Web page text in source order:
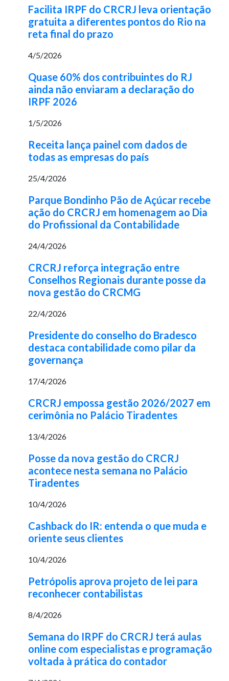
Facilita IRPF do CRCRJ leva orientação
gratuita a diferentes pontos do Rio na
reta final do prazo
4/5/2026
Quase 60% dos contribuintes do RJ
ainda não enviaram a declaração do
IRPF 2026
1/5/2026
Receita lança painel com dados de
todas as empresas do país
25/4/2026
Parque Bondinho Pão de Açúcar recebe
ação do CRCRJ em homenagem ao Dia
do Profissional da Contabilidade
24/4/2026
CRCRJ reforça integração entre
Conselhos Regionais durante posse da
nova gestão do CRCMG
22/4/2026
Presidente do conselho do Bradesco
destaca contabilidade como pilar da
governança
17/4/2026
CRCRJ empossa gestão 2026/2027 em
cerimônia no Palácio Tiradentes
13/4/2026
Posse da nova gestão do CRCRJ
acontece nesta semana no Palácio
Tiradentes
10/4/2026
Cashback do IR: entenda o que muda e
oriente seus clientes
10/4/2026
Petrópolis aprova projeto de lei para
reconhecer contabilistas
8/4/2026
Semana do IRPF do CRCRJ terá aulas
online com especialistas e programação
voltada à prática do contador